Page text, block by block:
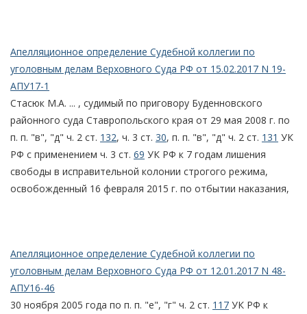
Апелляционное определение Судебной коллегии по
уголовным делам Верховного Суда РФ от 15.02.2017 N 19-
АПУ17-1
Стасюк М.А. ... , судимый по приговору Буденновского
районного суда Ставропольского края от 29 мая 2008 г. по
п. п. "в", "д" ч. 2 ст. 132, ч. 3 ст. 30, п. п. "в", "д" ч. 2 ст. 131 УК
РФ с применением ч. 3 ст. 69 УК РФ к 7 годам лишения
свободы в исправительной колонии строгого режима,
освобожденный 16 февраля 2015 г. по отбытии наказания,
Апелляционное определение Судебной коллегии по
уголовным делам Верховного Суда РФ от 12.01.2017 N 48-
АПУ16-46
30 ноября 2005 года по п. п. "е", "г" ч. 2 ст. 117 УК РФ к